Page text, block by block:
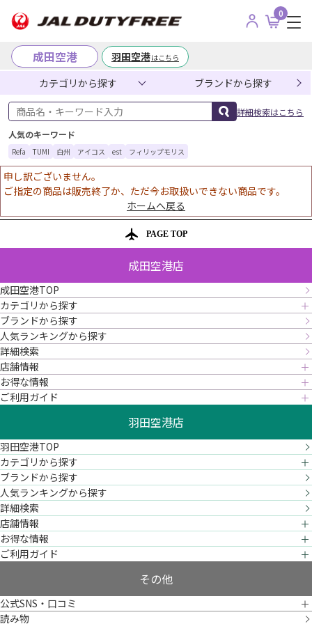
0
成田空港 羽田空港はこちら
カテゴリから探す ブランドから探す
商品名・キーワード入力
詳細検索はこちら
人気のキーワード
Refa TUMI 白州 アイコス est フィリップモリス
申し訳ございません。
ご指定の商品は販売終了か、ただ今お取扱いできない商品です。
ホームへ戻る
PAGE TOP
成田空港店
成田空港TOP
カテゴリから探す
ブランドから探す
人気ランキングから探す
詳細検索
店舗情報
お得な情報
ご利用ガイド
羽田空港店
羽田空港TOP
カテゴリから探す
ブランドから探す
人気ランキングから探す
詳細検索
店舗情報
お得な情報
ご利用ガイド
その他
公式SNS・口コミ
読み物